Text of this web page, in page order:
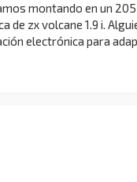
montando en un
de zx volcane 1.9 i.
electrónica para